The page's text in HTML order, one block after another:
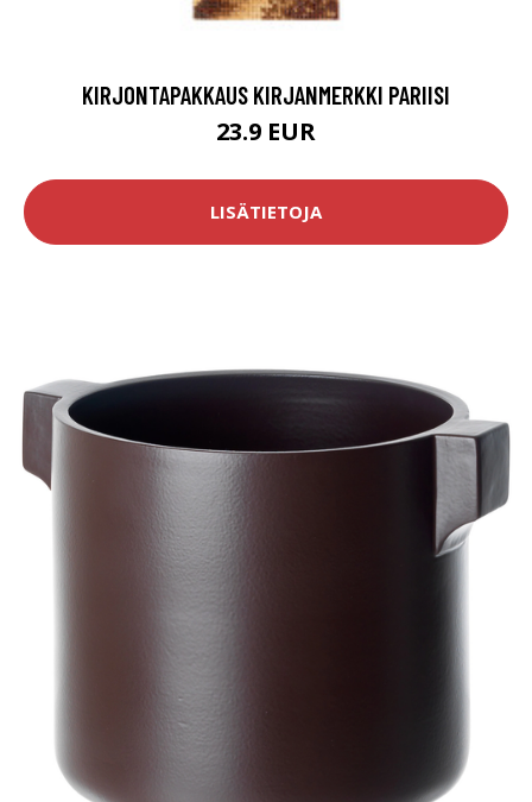
KIRJONTAPAKKAUS KIRJANMERKKI PARIISI
23.9 EUR
LISÄTIETOJA